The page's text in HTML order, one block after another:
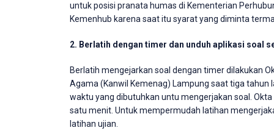
untuk posisi pranata humas di Kementerian
Kemenhub karena saat itu syarat yang diminta
2. Berlatih dengan timer dan unduh aplikasi soal
Berlatih mengejarkan soal dengan timer dilakukan
Agama (Kanwil Kemenag) Lampung saat tiga tahun
waktu yang dibutuhkan untu mengerjakan soal.
satu menit. Untuk mempermudah latihan
latihan ujian.